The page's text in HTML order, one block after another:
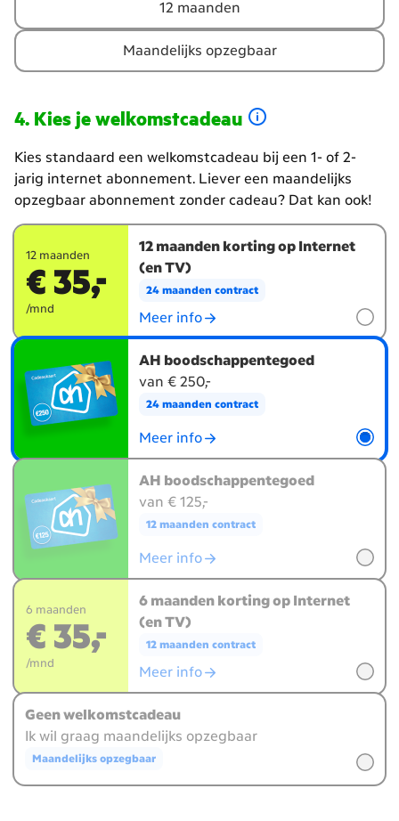
van
je
abonnement
12 maanden
Maandelijks opzegbaar
Kies je welkomstcadeau
Kies standaard een welkomstcadeau bij een 1- of 2-
jarig internet abonnement. Liever een maandelijks
opzegbaar abonnement zonder cadeau? Dat kan ook!
Kies
welkomstcadeau
12 maanden
€ 35,-
/mnd
12 maanden korting op Internet
(en TV)
24 maanden contract
Meer info
AH boodschappentegoed
van € 250,-
24 maanden contract
Meer info
AH boodschappentegoed
van € 125,-
12 maanden contract
Meer info
6 maanden
€ 35,-
/mnd
6 maanden korting op Internet
(en TV)
12 maanden contract
Meer info
Geen welkomstcadeau
Ik wil graag maandelijks opzegbaar
Maandelijks opzegbaar